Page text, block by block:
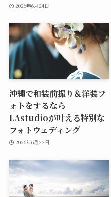
2026年6月24日
沖縄で和装前撮り＆洋装フ
ォトをするなら｜
LAstudioが叶える特別な
フォトウェディング
2026年6月22日